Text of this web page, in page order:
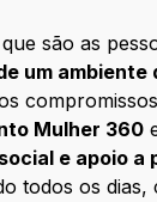
são as
um ambiente
Mulher 360
e apoio
todos os